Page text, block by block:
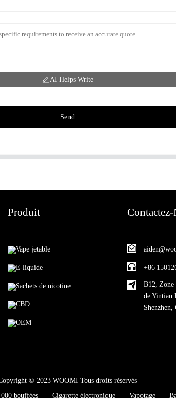
AI Helps Write
Send
Produit
Vape jetable
E-liquide
Sachets de nicotine
CBD
OEM
+86
B12,
de Yintian
Shenzhen,
© 2023 WOOMI Tous droits réservés
bouffées Cigarette électronique Vapotage